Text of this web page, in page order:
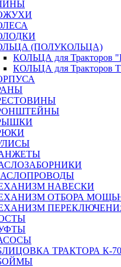
(ПОЛУКОЛЬЦА)
КОЛЬЦА для
КОЛЬЦА для Тракторов
НАВЕСКИ
ОТБОРА
ТРАКТОРА К-